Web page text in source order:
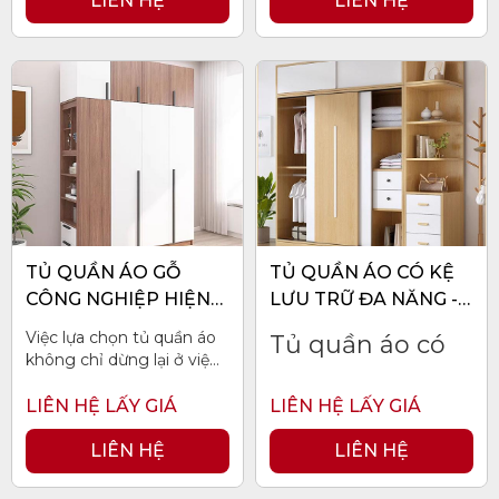
cao bởi khách hàng.
TỦ QUẦN ÁO GỖ
CÔNG NGHIỆP HIỆN
Việc lựa chọn tủ quần áo
không chỉ dừng lại ở việc
quan đến việc trang trí và
tạo điểm nhấn cho không
gian nội thất của bạn.
QUẦN ÁO GỖ CÔNG
NGHIỆP HIỆN ĐẠI -
LIÊN HỆ LẤY GIÁ
LIÊN HỆ
TỦ QUẦN ÁO CÓ KỆ
LƯU TRỮ ĐA NĂNG -
Tủ quần áo có
năng TA011 là
một sản phẩm
nội thất tuyệt
LIÊN HỆ LẤY GIÁ
LIÊN HỆ